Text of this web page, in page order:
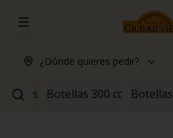
Abrir menu de navegación
¿Dónde quieres pedir?
Botellas 300 cc Botellas